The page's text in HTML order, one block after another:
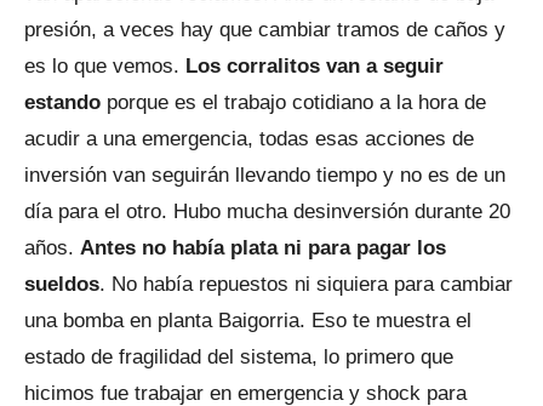
presión, a veces hay que cambiar tramos de caños y
es lo que vemos. Los corralitos van a seguir
estando porque es el trabajo cotidiano a la hora de
acudir a una emergencia, todas esas acciones de
inversión van seguirán llevando tiempo y no es de un
día para el otro. Hubo mucha desinversión durante 20
años. Antes no había plata ni para pagar los
sueldos. No había repuestos ni siquiera para cambiar
una bomba en planta Baigorria. Eso te muestra el
estado de fragilidad del sistema, lo primero que
hicimos fue trabajar en emergencia y shock para